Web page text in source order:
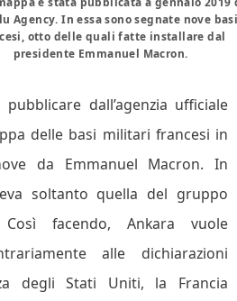
Agency. In essa sono segnate nove
otto delle quali fatte installare dal
presidente Emmanuel Macron.
dall’agenzia ufficiale
delle basi militari francesi in
da Emmanuel Macron. In
soltanto quella del gruppo
Così facendo, Ankara vuole
alle dichiarazioni
degli Stati Uniti, la Francia